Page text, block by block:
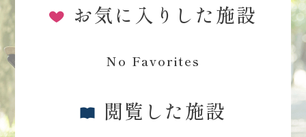
お気に入りした施設
No Favorites
閲覧した施設